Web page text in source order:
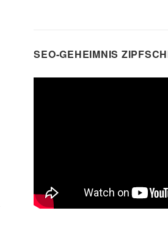
SEO-GEHEIMNIS